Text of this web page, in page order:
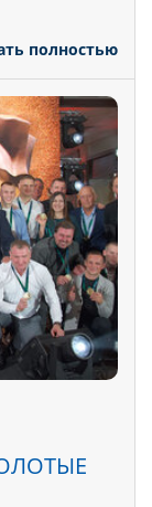
полностью